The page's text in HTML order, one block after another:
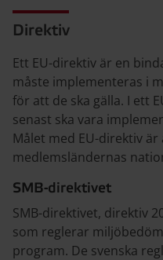
Direktiv
Ett EU-direktiv är en
måste implementeras i
för att de ska gälla. I ett
senast ska vara
Målet med EU-direktiv
medlemsländernas
SMB-direktivet
SMB-direktivet, direktiv
som reglerar
program. De svenska